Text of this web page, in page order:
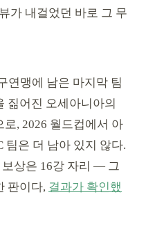
가 내걸었던 바로 그 무
연맹에 남은 마지막 팀
짊어진 오세아니아의
, 2026 월드컵에서 아
은 더 남아 있지 않다.
상은 16강 자리 — 그
판이다, 결과가 확인했